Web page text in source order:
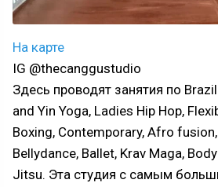
На карте
IG @thecanggustudio
Здесь проводят занятия по
and Yin Yoga, Ladies Hip Hop,
Boxing, Contemporary, Afro
Bellydance, Ballet, Krav Maga,
Jitsu. Эта студия с самым